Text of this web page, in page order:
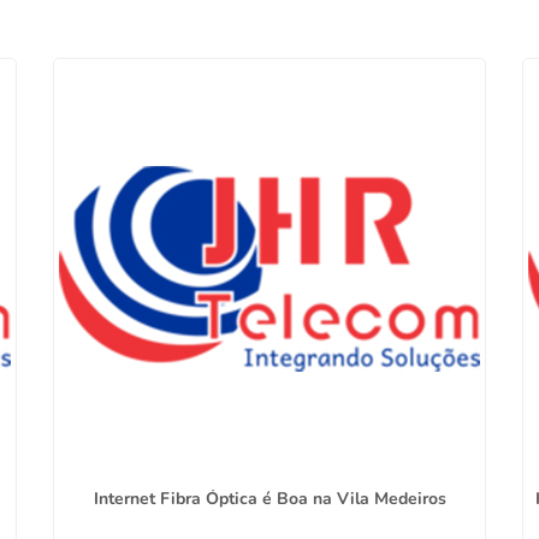
Internet Fibra Óptica é Boa na Vila Medeiros